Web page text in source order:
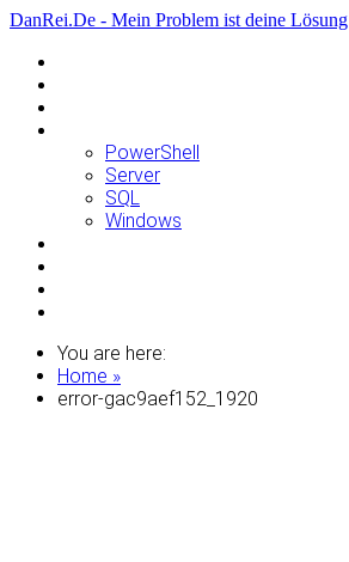
DanRei.De - Mein Problem ist deine Lösung
PowerShell
Server
SQL
Windows
You are here:
Home »
error-gac9aef152_1920